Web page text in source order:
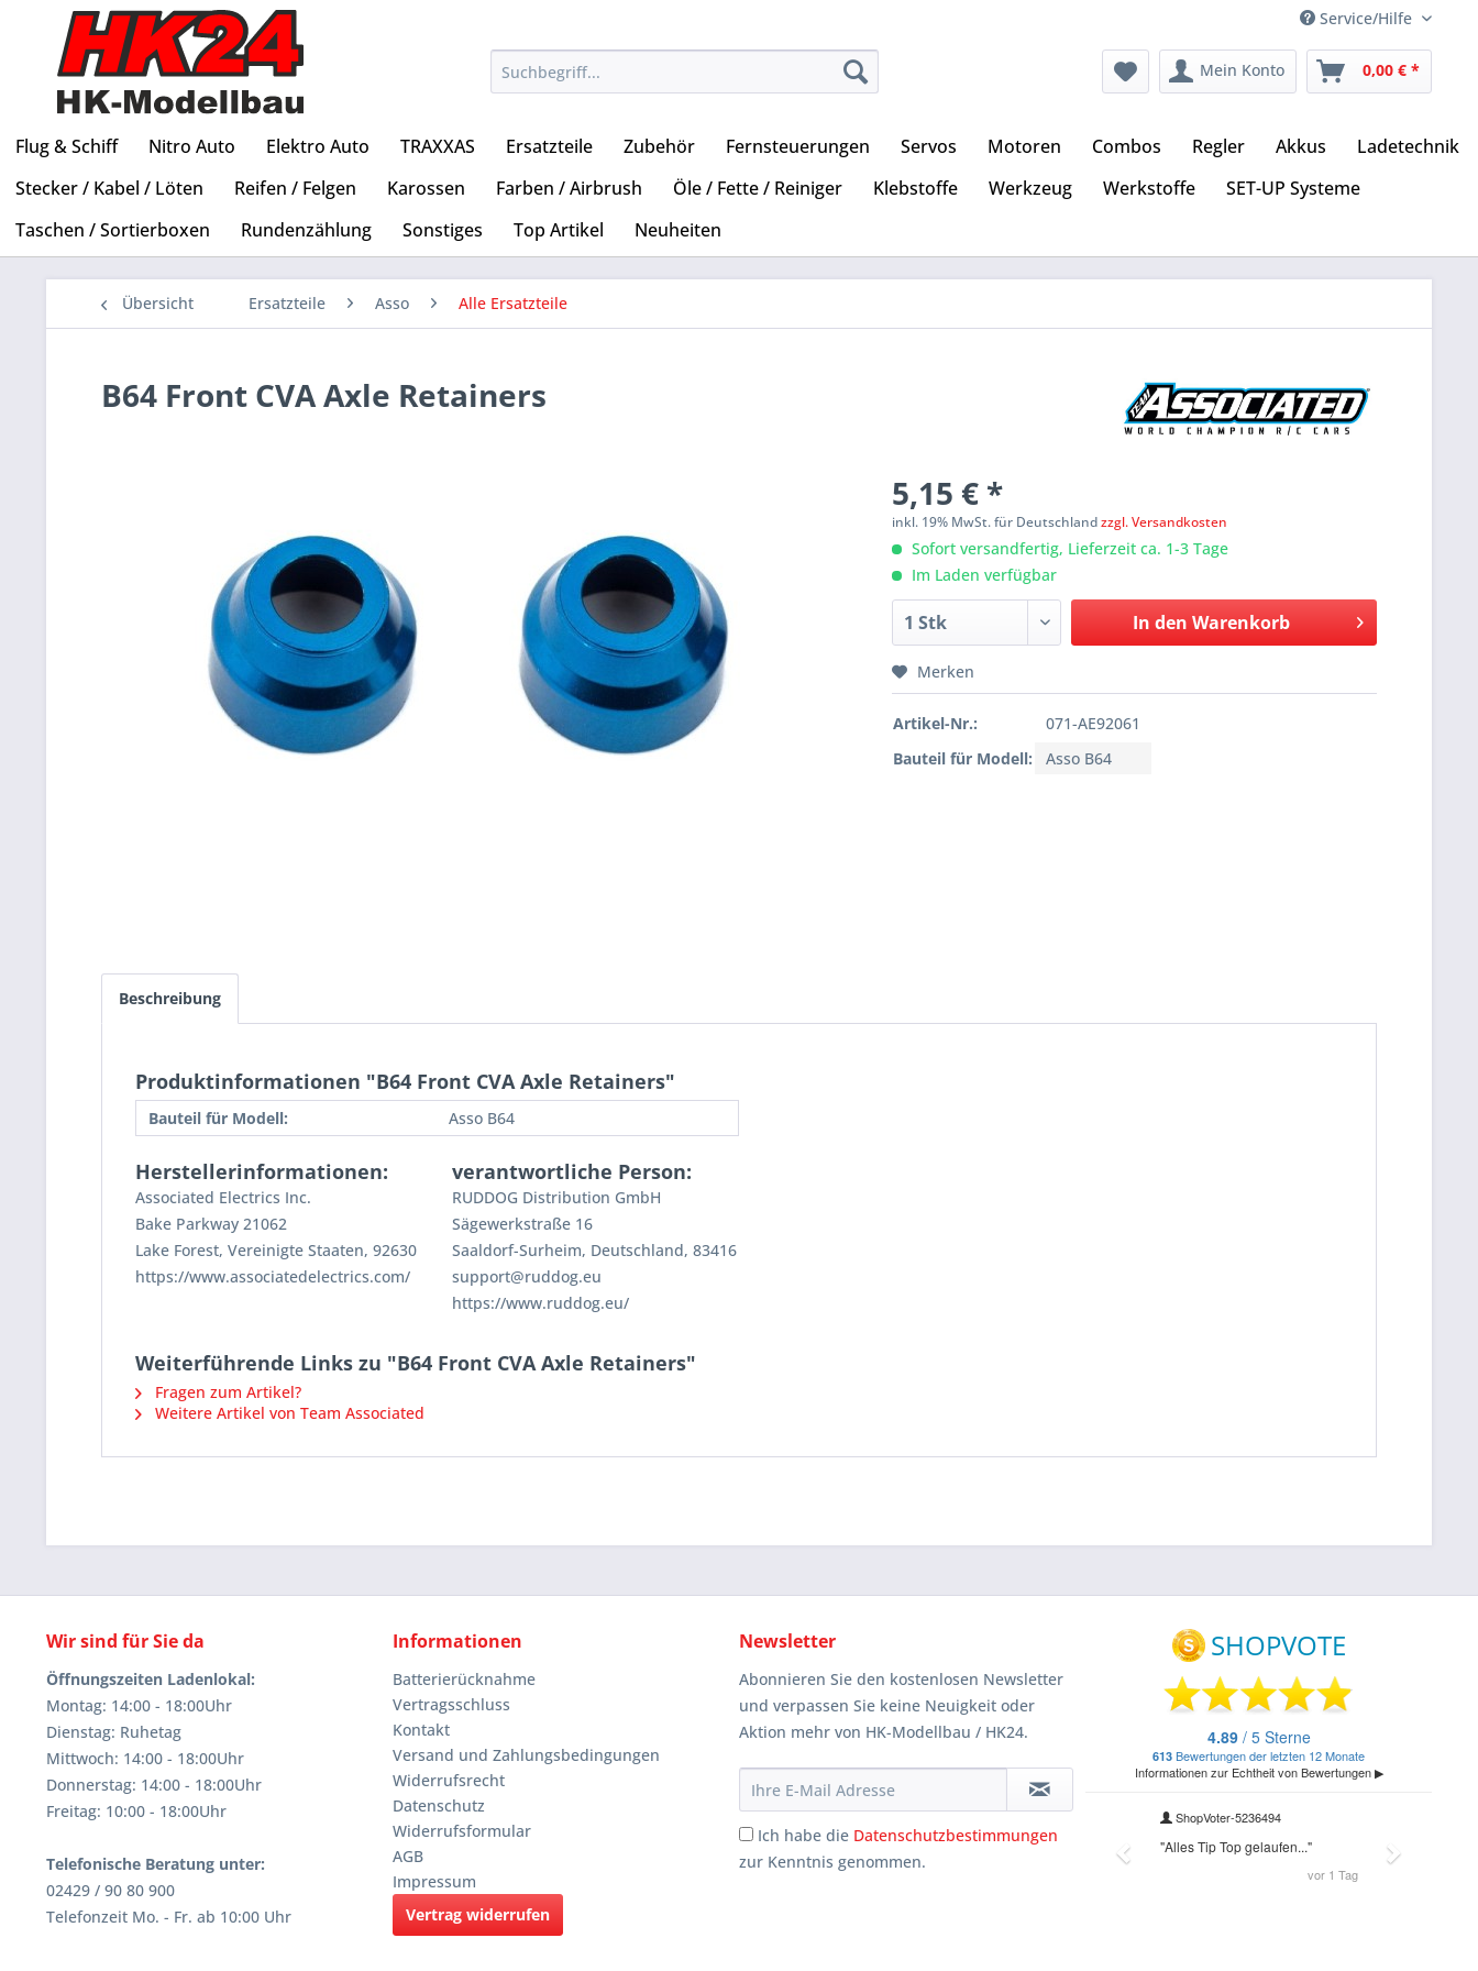
Service/Hilfe
Mein Konto 0,00 € *
Flug & Schiff Nitro Auto Elektro Auto TRAXXAS Ersatzteile Zubehör Fernsteuerungen Servos Motoren Combos Regler Akkus
Ladetechnik
Stecker / Kabel / Löten
Reifen / Felgen Karossen Farben / Airbrush Öle / Fette / Reiniger Klebstoffe Werkzeug Werkstoffe
SET-UP Systeme
Taschen / Sortierboxen
Rundenzählung Sonstiges Top Artikel Neuheiten
Übersicht Ersatzteile Asso Alle Ersatzteile
B64 Front CVA Axle Retainers
5,15 € *
inkl. 19% MwSt. für Deutschlandzzgl. Versandkosten
Sofort versandfertig, Lieferzeit ca. 1-3 Tage
Im Laden verfügbar
In den Warenkorb
Merken
Artikel-Nr.:
071-AE92061
Bauteil für Modell:
Asso B64
Beschreibung
Produktinformationen "B64 Front CVA Axle Retainers"
Bauteil für Modell: Asso B64
Herstellerinformationen:
Associated Electrics Inc.
Bake Parkway 21062
Lake Forest, Vereinigte Staaten, 92630
https://www.associatedelectrics.com/
verantwortliche Person:
RUDDOG Distribution GmbH
Sägewerkstraße 16
Saaldorf-Surheim, Deutschland, 83416
support@ruddog.eu
https://www.ruddog.eu/
Weiterführende Links zu "B64 Front CVA Axle Retainers"
Fragen zum Artikel?
Weitere Artikel von Team Associated
Wir sind für Sie da
Öffnungszeiten Ladenlokal:
Montag: 14:00 - 18:00Uhr
Dienstag: Ruhetag
Mittwoch: 14:00 - 18:00Uhr
Donnerstag: 14:00 - 18:00Uhr
Freitag: 10:00 - 18:00Uhr
Telefonische Beratung unter:
02429 / 90 80 900
Telefonzeit Mo. - Fr. ab 10:00 Uhr
Informationen
Batterierücknahme
Vertragsschluss
Kontakt
Versand und Zahlungsbedingungen
Widerrufsrecht
Datenschutz
Widerrufsformular
AGB
Impressum
Vertrag widerrufen
Newsletter
Abonnieren Sie den kostenlosen Newsletter
und verpassen Sie keine Neuigkeit oder
Aktion mehr von HK-Modellbau / HK24.
Ich habe die Datenschutzbestimmungen
zur Kenntnis genommen.